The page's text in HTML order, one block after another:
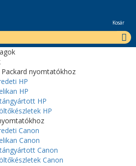
Kosár
Packard nyomtatókhoz
HP
HP
HP
HP
Canon
Canon
Canon
Canon